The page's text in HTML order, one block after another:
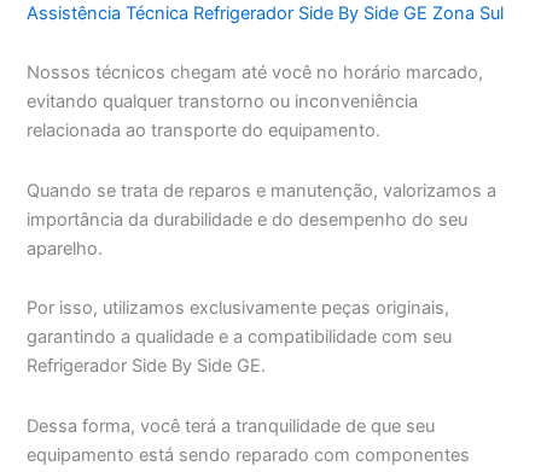
Assistência Técnica Refrigerador Side By Side GE Zona Sul
Nossos técnicos chegam até você no horário marcado,
evitando qualquer transtorno ou inconveniência
relacionada ao transporte do equipamento.
Quando se trata de reparos e manutenção, valorizamos a
importância da durabilidade e do desempenho do seu
aparelho.
Por isso, utilizamos exclusivamente peças originais,
garantindo a qualidade e a compatibilidade com seu
Refrigerador Side By Side GE.
Dessa forma, você terá a tranquilidade de que seu
equipamento está sendo reparado com componentes